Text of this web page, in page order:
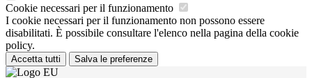
Cookie necessari per il funzionamento
I cookie necessari per il funzionamento non possono essere
disabilitati. È possibile consultare l'elenco nella pagina della cookie
policy.
Accetta tutti Salva le preferenze